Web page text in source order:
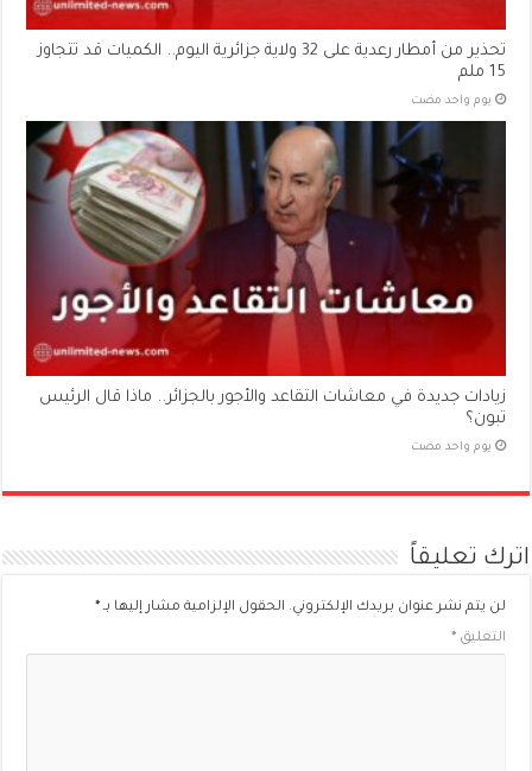
تحذير من أمطار رعدية على 32 ولاية جزائرية اليوم.. الكميات قد تتجاوز
15 ملم
‏يوم واحد مضت
زيادات جديدة في معاشات التقاعد والأجور بالجزائر.. ماذا قال الرئيس
تبون؟
‏يوم واحد مضت
اترك تعليقاً
لن يتم نشر عنوان بريدك الإلكتروني. الحقول الإلزامية مشار إليها بـ*
التعليق*